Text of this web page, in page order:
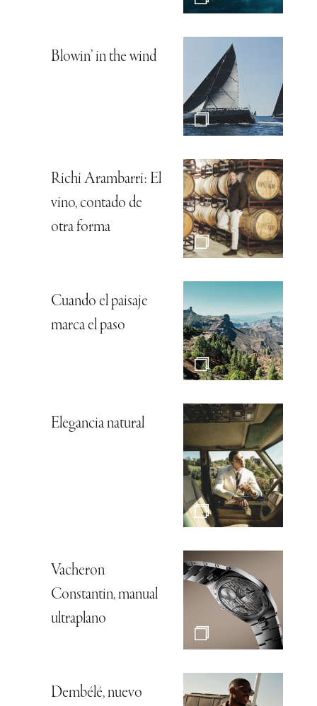
Blowin’ in the wind
Richi Arambarri: El
vino, contado de
otra forma
Cuando el paisaje
marca el paso
Elegancia natural
Vacheron
Constantin, manual
ultraplano
Dembélé, nuevo